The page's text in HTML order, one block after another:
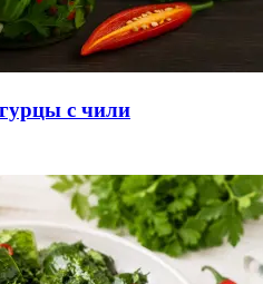
с чили